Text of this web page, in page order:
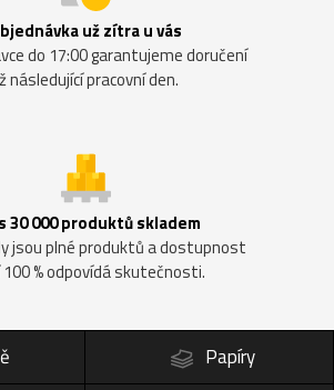
už zítra u vás
do 17:00 garantujeme doručení
následující pracovní den.
30 000 produktů skladem
jsou plné produktů a dostupnost
% odpovídá skutečnosti.
Papíry